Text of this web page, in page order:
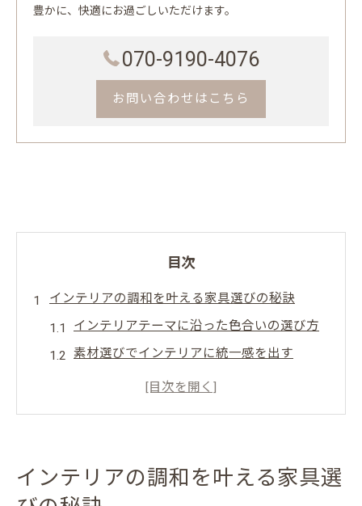
豊かに、快適にお過ごしいただけます。
070-9190-4076
お問い合わせはこちら
目次
インテリアの調和を叶える家具選びの秘訣
インテリアテーマに沿った色合いの選び方
素材選びでインテリアに統一感を出す
スタイル別家具配置のポイント
照明と家具のコーディネートテクニック
北欧スタイルを引き立てる家具の選び方
インテリアの調和を叶える家具選